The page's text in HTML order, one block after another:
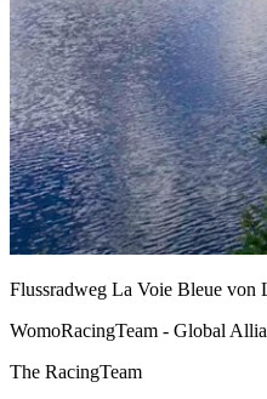
Flussradweg La Voie Bleue von
WomoRacingTeam - Global
The RacingTeam